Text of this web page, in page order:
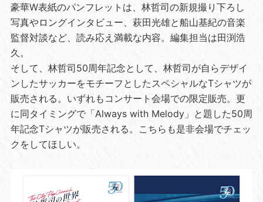
豪華W表紙のパンフレットは、林哲司の新規撮り下ろし
写真やロングインタビュー、萩田光雄と船山基紀の音楽
監督対談など、読み応え満載な内容。編集担当は田渕浩
久。
そして、林哲司50周年記念として、林哲司が自らデザイ
ンしたサッカーをモチーフとしたスペシャルなTシャツが
販売される。いずれもコンサート会場での限定販売。更
に同タイミングで「Always with Melody」と題した50周
年記念Tシャツが販売される。こちらも是非会場でチェッ
クをしてほしい。